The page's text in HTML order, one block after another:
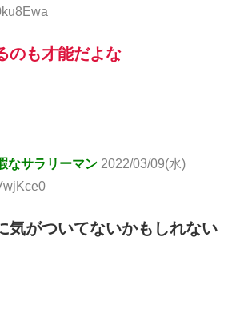
のも才能だよな
なサラリーマン 2022/03/09(水)
気がついてないかもしれない